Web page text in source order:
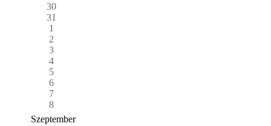
30
31
1
2
3
4
5
6
7
8
Szeptember